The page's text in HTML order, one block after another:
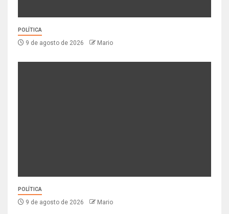
POLÍTICA
9 de agosto de 2026 Mario
POLÍTICA
9 de agosto de 2026 Mario